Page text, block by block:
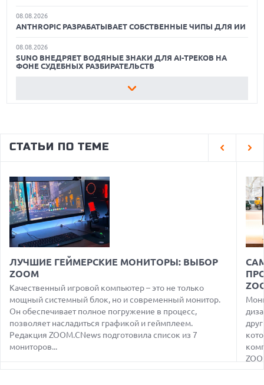
КАК БЕЗОПАСНО КУПИТЬ Б/У СМАРТФОН
08.08.2026
ANTHROPIC РАЗРАБАТЫВАЕТ СОБСТВЕННЫЕ ЧИПЫ ДЛЯ ИИ
08.08.2026
SUNO ВНЕДРЯЕТ ВОДЯНЫЕ ЗНАКИ ДЛЯ AI-ТРЕКОВ НА
ФОНЕ СУДЕБНЫХ РАЗБИРАТЕЛЬСТВ
ФУНКЦИЯМИ ЗАКАЗА И БРОНИРОВАНИЯ
ДЕФИЦИТ ПАМЯТИ DRAM УГРОЖАЕТ СРОКАМ ВЫХОДА
IPHONE 18 PRO
07.08.2026
HUAWEI ПРЕДСТАВИЛА УЛЬТРАЛЕГКИЙ НОУТБУК
MATEBOOK PRO S С OLED-ЭКРАНОМ
07.08.2026
ХАКЕР ПРИЗНАЛ ВИНУ ВО ВЗЛОМЕ SNOWFLAKE И КРАЖЕ
ДАННЫХ МИЛЛИОНОВ ПОЛЬЗОВАТЕЛЕЙ
ЭЛЕКТРИЧЕСКИЙ ПИКАП FORD FATHOM ВРЯД ЛИ
ПОВТОРИТ УСПЕХ ЛЕГЕНДАРНЫХ МОДЕЛЕЙ КОМПАНИИ
07.08.2026
OPENAI УБРАЛА ОГРАНИЧЕНИЯ НА ТЕКСТОВЫЕ ЧАТЫ ДЛЯ
СТАТЬИ ПО ТЕМЕ
ЛУЧШИЕ ГЕЙМЕРСКИЕ МОНИТОРЫ: ВЫБОР
ZOOM
Качественный игровой компьютер – это не только
мощный системный блок, но и современный монитор.
Он обеспечивает полное погружение в процесс,
позволяет насладиться графикой и геймплеем.
Редакция ZOOM.CNews подготовила список из 7
мониторов...